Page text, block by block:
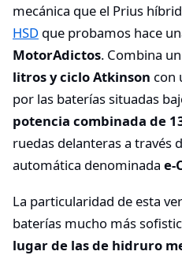
mecánica que el Prius
HSD que probamos hace
MotorAdictos. Combina
litros y ciclo Atkinson con
por las baterías situadas
potencia combinada de
ruedas delanteras a través
automática denominada e-
La particularidad de esta
baterías mucho más
lugar de las de hidruro